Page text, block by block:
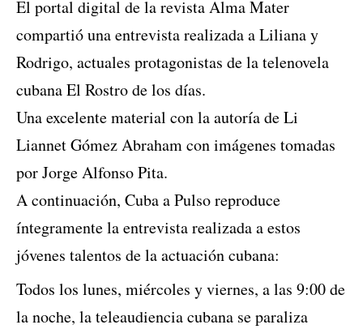
El portal digital de la revista Alma Mater
compartió una entrevista realizada a Liliana y
Rodrigo, actuales protagonistas de la telenovela
cubana El Rostro de los días.
Una excelente material con la autoría de Li
Liannet Gómez Abrahamcon imágenes tomadas
porJorge Alfonso Pita.
A continuación, Cuba a Pulso reproduce
íntegramente la entrevista realizada a estos
jóvenes talentos de la actuación cubana:
Todos los lunes, miércoles y viernes, a las 9:00 de
la noche, la teleaudiencia cubana se paraliza